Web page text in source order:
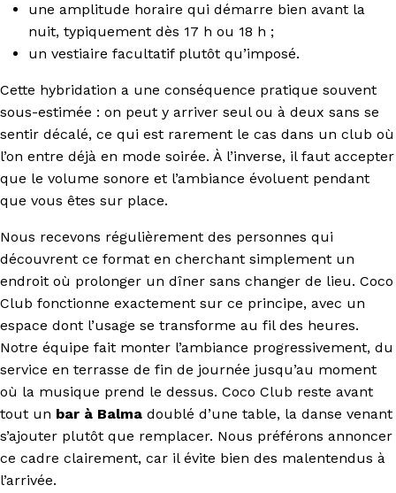
une amplitude horaire qui démarre bien avant la
nuit, typiquement dès 17 h ou 18 h ;
un vestiaire facultatif plutôt qu’imposé.
Cette hybridation a une conséquence pratique souvent
sous-estimée : on peut y arriver seul ou à deux sans se
sentir décalé, ce qui est rarement le cas dans un club où
l’on entre déjà en mode soirée. À l’inverse, il faut accepter
que le volume sonore et l’ambiance évoluent pendant
que vous êtes sur place.
Nous recevons régulièrement des personnes qui
découvrent ce format en cherchant simplement un
endroit où prolonger un dîner sans changer de lieu. Coco
Club fonctionne exactement sur ce principe, avec un
espace dont l’usage se transforme au fil des heures.
Notre équipe fait monter l’ambiance progressivement, du
service en terrasse de fin de journée jusqu’au moment
où la musique prend le dessus. Coco Club reste avant
tout un bar à Balma doublé d’une table, la danse venant
s’ajouter plutôt que remplacer. Nous préférons annoncer
ce cadre clairement, car il évite bien des malentendus à
l’arrivée.